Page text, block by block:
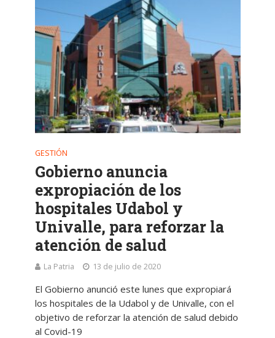
GESTIÓN
Gobierno anuncia
expropiación de los
hospitales Udabol y
Univalle, para reforzar la
atención de salud
La Patria 13 de julio de 2020
El Gobierno anunció este lunes que expropiará
los hospitales de la Udabol y de Univalle, con el
objetivo de reforzar la atención de salud debido
al Covid-19